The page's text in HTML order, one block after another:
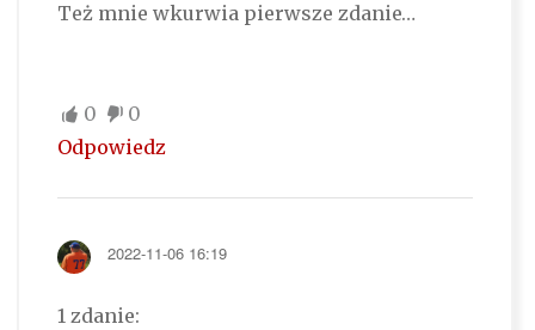
Też mnie wkurwia pierwsze zdanie…
0
0
Odpowiedz
2022-11-06 16:19
1 zdanie: